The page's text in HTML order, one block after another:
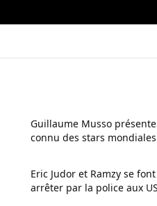
Guillaume Musso présente
connu des stars mondiales
Eric Judor et Ramzy se
arrêter par la police aux